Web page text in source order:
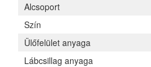
Alcsoport
Szín
Ülőfelület anyaga
Lábcsillag anyaga